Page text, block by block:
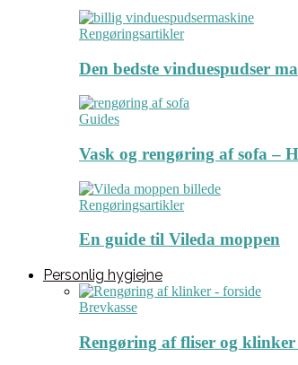
Rengøringsartikler
Den bedste vinduespudser
Guides
Vask og rengøring af sofa –
Rengøringsartikler
En guide til Vileda moppen
Personlig hygiejne
Brevkasse
Rengøring af fliser og